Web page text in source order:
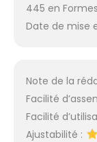
445 en
Date de mise
Note de la
Facilité
Facilité
Ajustabilité :